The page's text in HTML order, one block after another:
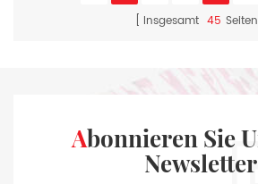
Insgesamt 45 Seiten
Abonnieren Sie Unseren
Newsletter